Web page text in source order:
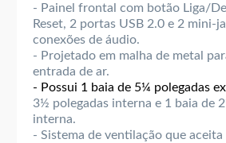
- Painel frontal com botão Liga/
Reset, 2 portas USB 2.0 e 2 mini-
conexões de áudio.
- Projetado em malha de metal
entrada de ar.
- Possui 1 baia de 5¼ polegadas
3½ polegadas interna e 1 baia de
interna.
- Sistema de ventilação que